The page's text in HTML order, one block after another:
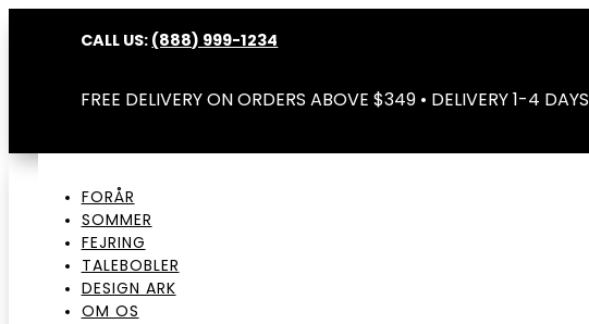
CALL US: (888) 999-1234
FREE DELIVERY ON ORDERS ABOVE $349 • DELIVERY 1-4 DAYS
FORÅR
SOMMER
FEJRING
TALEBOBLER
DESIGN ARK
OM OS